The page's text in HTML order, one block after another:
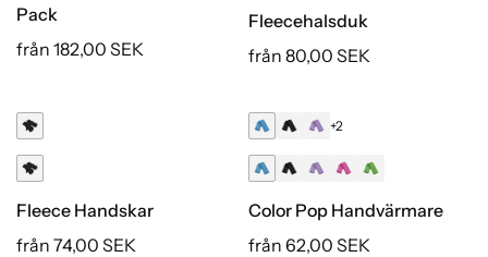
Pack
från 182,00 SEK
Fleecehalsduk
från 80,00 SEK
Återvunnet
Fleece Handskar
från 74,00 SEK
+2
Color Pop Handvärmare
från 62,00 SEK